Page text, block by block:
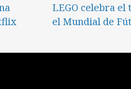
LEGO celebra el
el Mundial de